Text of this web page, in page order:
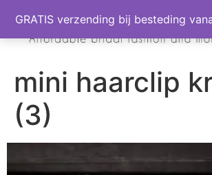
mini haarclip
(3)
GRATIS verzending bij besteding